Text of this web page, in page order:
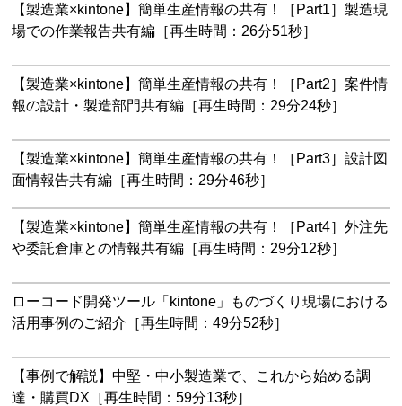
【製造業×kintone】簡単生産情報の共有！［Part1］製造現
場での作業報告共有編［再生時間：26分51秒］
【製造業×kintone】簡単生産情報の共有！［Part2］案件情
報の設計・製造部門共有編［再生時間：29分24秒］
【製造業×kintone】簡単生産情報の共有！［Part3］設計図
面情報告共有編［再生時間：29分46秒］
【製造業×kintone】簡単生産情報の共有！［Part4］外注先
や委託倉庫との情報共有編［再生時間：29分12秒］
ローコード開発ツール「kintone」ものづくり現場における
活用事例のご紹介［再生時間：49分52秒］
【事例で解説】中堅・中小製造業で、これから始める調
達・購買DX［再生時間：59分13秒］